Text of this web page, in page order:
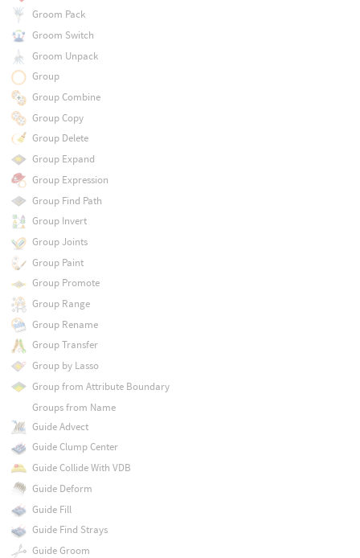
Groom Pack
Groom Switch
Groom Unpack
Group
Group Combine
Group Copy
Group Delete
Group Expand
Group Expression
Group Find Path
Group Invert
Group Joints
Group Paint
Group Promote
Group Range
Group Rename
Group Transfer
Group by Lasso
Group from Attribute Boundary
Groups from Name
Guide Advect
Guide Clump Center
Guide Collide With VDB
Guide Deform
Guide Fill
Guide Find Strays
Guide Groom